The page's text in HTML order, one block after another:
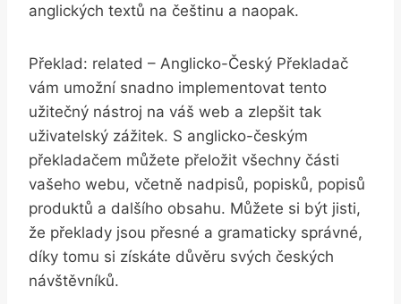
anglických textů na češtinu a naopak.
Překlad: related – Anglicko-Český Překladač
vám umožní snadno implementovat tento
užitečný nástroj na váš web a zlepšit tak
uživatelský zážitek. S anglicko-českým
překladačem můžete přeložit všechny části
vašeho webu, včetně nadpisů, popisků, popisů
produktů a dalšího obsahu. Můžete si být jisti,
že překlady jsou přesné a gramaticky správné,
díky tomu si získáte důvěru svých českých
návštěvníků.